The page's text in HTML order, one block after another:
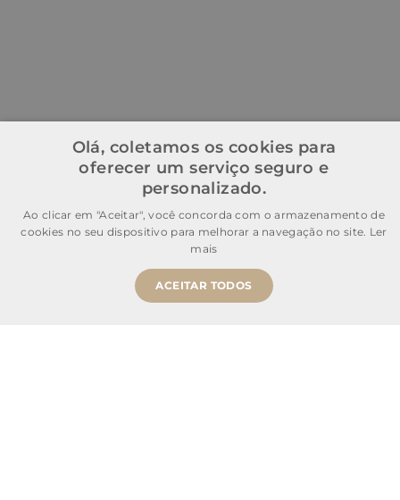
Olá, coletamos os cookies para
oferecer um serviço seguro e
personalizado.
Ao clicar em "Aceitar", você concorda com o armazenamento de
cookies no seu dispositivo para melhorar a navegação no site. Ler
mais
ACEITAR TODOS